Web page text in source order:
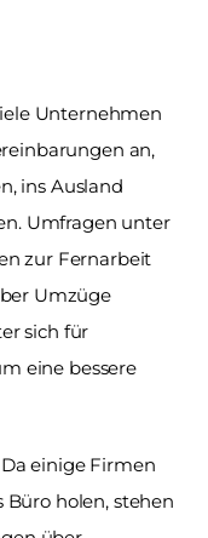
Unternehmen
an,
ins Ausland
Umfragen unter
zur Fernarbeit
Umzüge
eine bessere
einige Firmen
holen, stehen